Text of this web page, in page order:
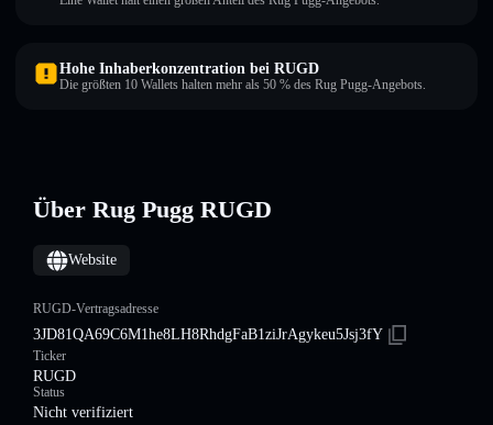
Hohe Inhaberkonzentration bei RUGD
Die größten 10 Wallets halten mehr als 50 % des Rug Pugg-Angebots.
Über Rug Pugg RUGD
Website
RUGD-Vertragsadresse
3JD81QA69C6M1he8LH8RhdgFaB1ziJrAgykeu5Jsj3fY
Ticker
RUGD
Status
Nicht verifiziert